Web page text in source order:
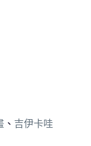
、 吉伊卡哇